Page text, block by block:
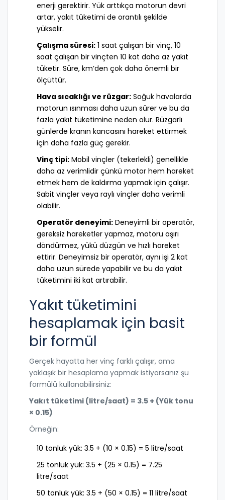
enerji gerektirir. Yük arttıkça motorun devri
artar, yakıt tüketimi de orantılı şekilde
yükselir.
Çalışma süresi: 1 saat çalışan bir vinç, 10
saat çalışan bir vinçten 10 kat daha az yakıt
tüketir. Süre, km’den çok daha önemli bir
ölçüttür.
Hava sıcaklığı ve rüzgar: Soğuk havalarda
motorun ısınması daha uzun sürer ve bu da
fazla yakıt tüketimine neden olur. Rüzgarlı
günlerde kranın kancasını hareket ettirmek
için daha fazla güç gerekir.
Vinç tipi: Mobil vinçler (tekerlekli) genellikle
daha az verimlidir çünkü motor hem hareket
etmek hem de kaldırma yapmak için çalışır.
Sabit vinçler veya raylı vinçler daha verimli
olabilir.
Operatör deneyimi: Deneyimli bir operatör,
gereksiz hareketler yapmaz, motoru aşırı
döndürmez, yükü düzgün ve hızlı hareket
ettirir. Deneyimsiz bir operatör, aynı işi 2 kat
daha uzun sürede yapabilir ve bu da yakıt
tüketimini iki kat artırabilir.
Yakıt tüketimini
hesaplamak için basit
bir formül
Gerçek hayatta her vinç farklı çalışır, ama
yaklaşık bir hesaplama yapmak istiyorsanız şu
formülü kullanabilirsiniz:
Yakıt tüketimi (litre/saat) = 3.5 + (Yük tonu
× 0.15)
Örneğin:
10 tonluk yük: 3.5 + (10 × 0.15) = 5 litre/saat
25 tonluk yük: 3.5 + (25 × 0.15) = 7.25
litre/saat
50 tonluk yük: 3.5 + (50 × 0.15) = 11 litre/saat